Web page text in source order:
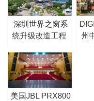
深圳世界之窗系
统升级改造工程
州
美国JBL PRX800